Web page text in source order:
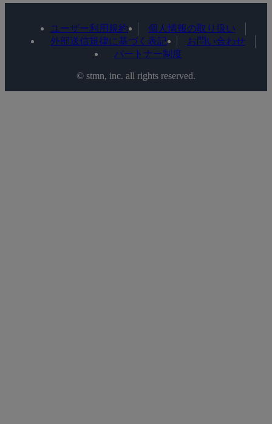
ユーザー利用規約
個人情報の取り扱い
外部送信規律に基づく表記
お問い合わせ
パートナー制度
©️ stmn, inc. all rights reserved.